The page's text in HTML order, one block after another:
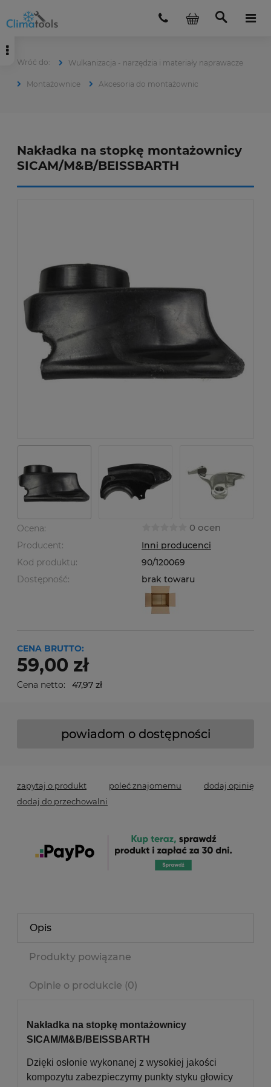
Wulkanizacja - narzędzia i materiały naprawacze
Montażownice Akcesoria do montażownic
Nakładka na stopkę montażownicy
SICAM/M&B/BEISSBARTH
Ocena: 0 ocen
Producent:
Inni producenci
Kod produktu:
90/120069
Dostępność:
brak towaru
CENA BRUTTO:
59,00 zł
Cena netto: 47,97 zł
powiadom o dostępności
zapytaj o produkt poleć znajomemu
dodaj opinię
dodaj do przechowalni
Opis
Produkty powiązane
Opinie o produkcie (0)
Nakładka na stopkę montażownicy
SICAM/M&B/BEISSBARTH
Dzięki osłonie wykonanej z wysokiej jakości
kompozytu zabezpieczymy punkty styku głowicy